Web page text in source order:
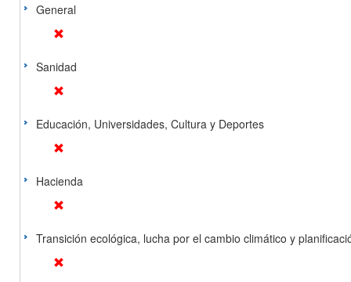
General
Sanidad
Educación, Universidades, Cultura y Deportes
Hacienda
Transición ecológica, lucha por el cambio climático y